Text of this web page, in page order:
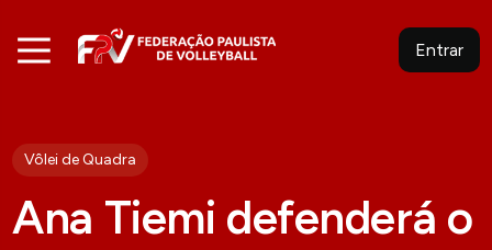
Entrar
Vôlei de Quadra
Ana Tiemi defenderá o